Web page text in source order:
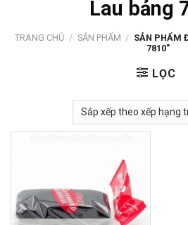
Lau bảng
TRANG CHỦ / SẢN PHẨM / SẢN PHẨM
7810”
LỌC